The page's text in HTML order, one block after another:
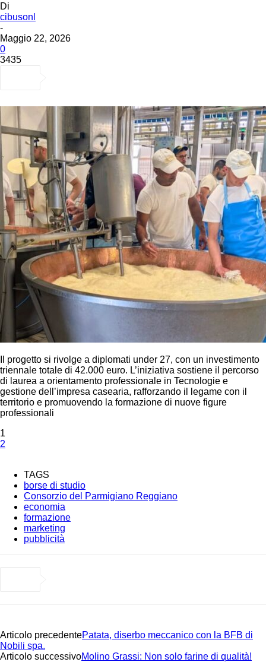
Di
cibusonl
-
Maggio 22, 2026
0
3435
Il progetto si rivolge a diplomati under 27, con un investimento
triennale totale di 42.000 euro. L’iniziativa sostiene il percorso
di laurea a orientamento professionale in Tecnologie e
gestione dell’impresa casearia, rafforzando il legame con il
territorio e promuovendo la formazione di nuove figure
professionali
1
2
TAGS
borse di studio
Consorzio del Parmigiano Reggiano
economia
formazione
marketing
pubblicità
Articolo precedentePatata, diserbo meccanico con la BFB di
Nobili spa.
Articolo successivoMolino Grassi: Non solo farine di qualità!